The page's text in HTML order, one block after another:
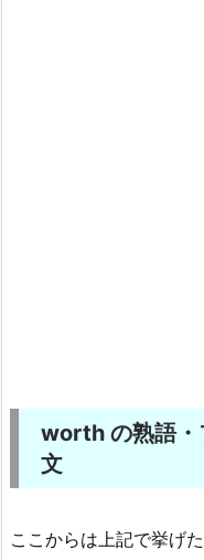
worth の熟語・
文
ここからは上記で挙げた